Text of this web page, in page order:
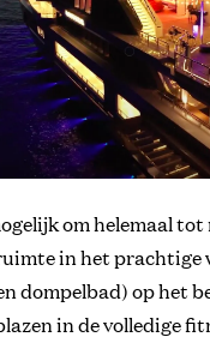
om helemaal
in het prachtige
dompelbad) op het
in de volledige